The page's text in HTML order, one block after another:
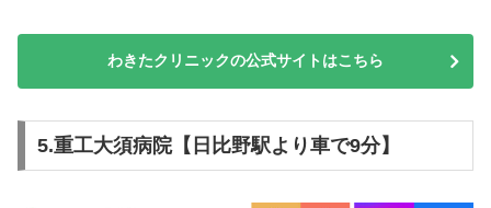
わきたクリニックの公式サイトはこちら
5.重工大須病院【日比野駅より車で9分】